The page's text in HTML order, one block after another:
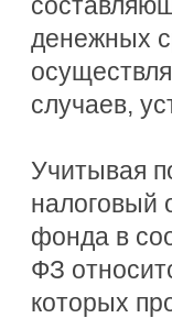
денежных
случаев,
Учитывая
налоговый
фонда в
ФЗ
которых